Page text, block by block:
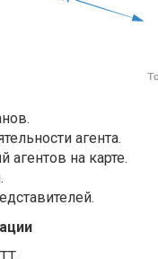
агента.
на карте.